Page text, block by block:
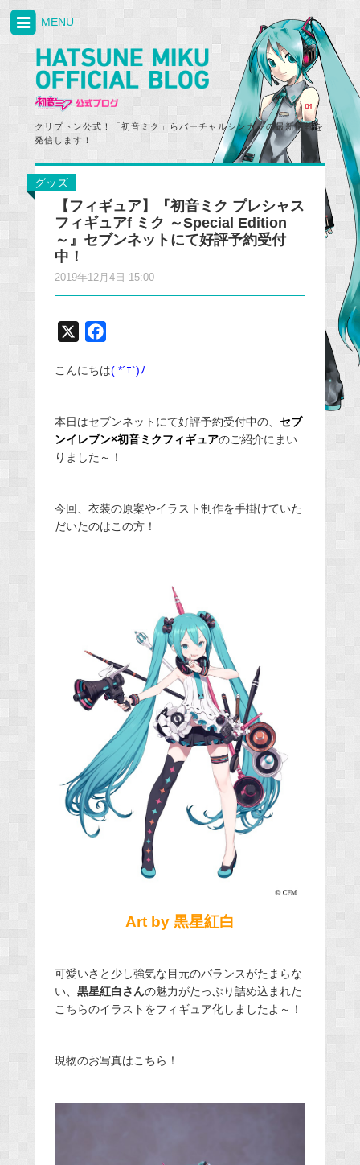
クリプトン公式！「初音ミク」らバーチャルシンガーの最新情報を
発信します！
MENU
グッズ
【フィギュア】『初音ミク プレシャス
フィギュアf ミク ～Special Edition
～』セブンネットにて好評予約受付
中！
2019年12月4日 15:00
c
b
o
o
こんにちは( *´ｴ`)ﾉ
本日はセブンネットにて好評予約受付中の、 セブ
ンイレブン×初音ミクフィギュアのご紹介にまい
りました～！
今回、衣装の原案やイラスト制作を手掛けていた
だいたのはこの方！
Art by 黒星紅白
可愛いさと少し強気な目元のバランスがたまらな
い、 黒星紅白さんの魅力がたっぷり詰め込まれた
こちらのイラストをフィギュア化しましたよ～！
現物のお写真はこちら！